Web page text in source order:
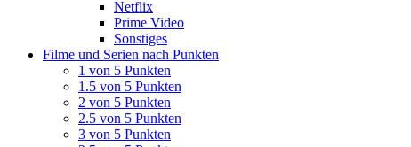
Netflix
Prime Video
Sonstiges
Filme und Serien nach Punkten
1 von 5 Punkten
1.5 von 5 Punkten
2 von 5 Punkten
2.5 von 5 Punkten
3 von 5 Punkten